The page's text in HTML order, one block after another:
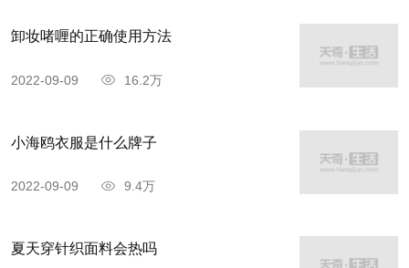
卸妆啫喱的正确使用方法
2022-09-09 16.2万
小海鸥衣服是什么牌子
2022-09-09 9.4万
夏天穿针织面料会热吗